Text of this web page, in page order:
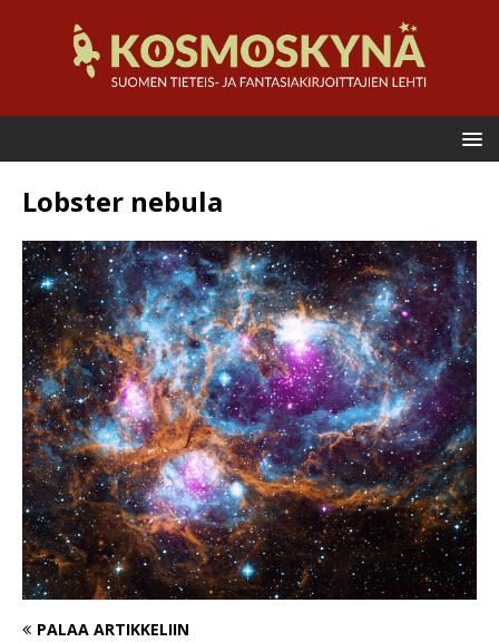
Lobster nebula
PALAA ARTIKKELIIN